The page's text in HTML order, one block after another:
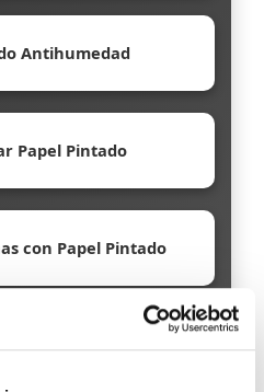
Antihumedad
Papel Pintado
con Papel Pintado
Ecológico